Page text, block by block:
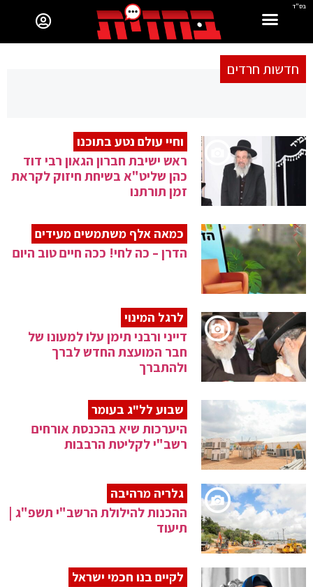
בס"ד
חדשות חרדים
וחיי עולם נטע בתוכנו
ראש ישיבת חברון הגאון רבי דוד
כהן שליט"א בשיחת חיזוק לקראת
זמן תורתנו
כמאה אלף משתמשים מעידים
הדרן – כה לחי! ככה חיים טוב היום
לרגל המינוי
דייני ורבני תימן עלו למעונו של
חבר המועצת החדש לברך
ולהתברך
שבוע לל"ג בעומר
היערכות שיא בהכנסת אורחים
רשב"י לקליטת הרבבות
גלריה מרהיבה
ההכנות להילולת הרשב"י תשפ"ג |
תיעוד
לקיים בנו חכמי ישראל